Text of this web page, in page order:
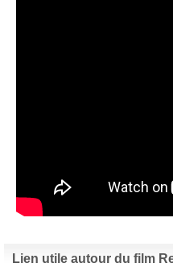
Lien utile autour du film